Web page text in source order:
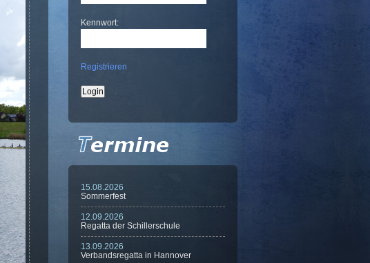
Kennwort:
Registrieren
15.08.2026
Sommerfest
12.09.2026
Regatta der Schillerschule
13.09.2026
Verbandsregatta in Hannover